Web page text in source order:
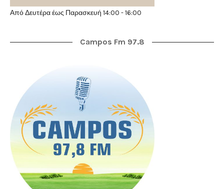
Από Δευτέρα έως Παρασκευή 14:00 - 16:00
Campos Fm 97.8